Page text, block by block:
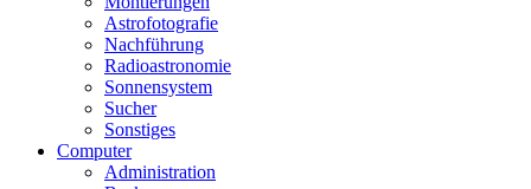
Astrofotografie
Nachführung
Radioastronomie
Sonnensystem
Sucher
Sonstiges
Computer
Administration